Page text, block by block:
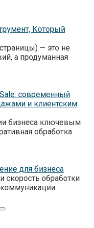
Который
— это не
а продуманная
современный
и клиентским
бизнеса ключевым
обработка
для бизнеса
скорость обработки